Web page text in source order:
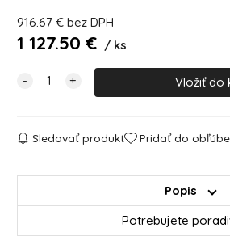
916.67€ bez DPH
1 127.50 € ks
Sledovať produkt Pridať do
Popis
Potrebujete